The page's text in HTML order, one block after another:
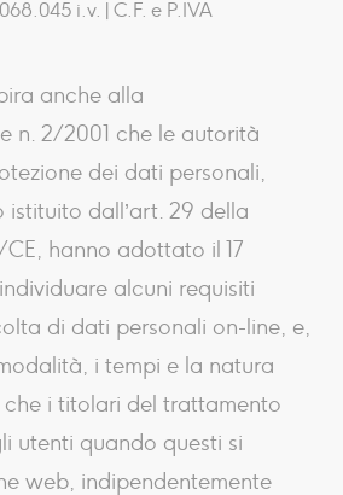
i.v. | C.F. e P.IVA
anche alla
n. 2/2001 che le autorità
dei dati personali,
istituito dall’art. 29 della
hanno adottato il 17
alcuni requisiti
di dati personali on-line, e,
i tempi e la natura
che i titolari del trattamento
utenti quando questi si
web, indipendentemente